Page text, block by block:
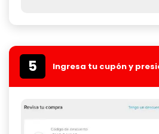
5 Ingresa tu cupón y